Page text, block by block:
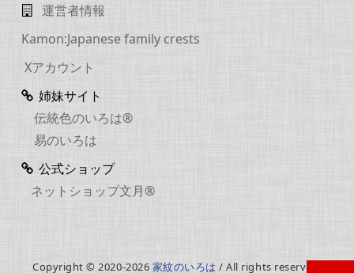
運営者情報
Kamon:Japanese family crests
Xアカウント
姉妹サイト
伝統色のいろは®
易のいろは
公式ショップ
ネットショップ文月®
Copyright © 2020-2026 家紋のいろは / All rights reserved.